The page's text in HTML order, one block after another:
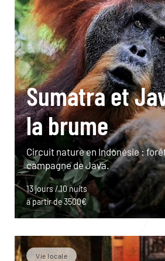
Sumatra et
la brume
Circuit nature en Indonésie :
campagne de Java.
13 jours / 10 nuits
à partir de 3500€
Vie locale